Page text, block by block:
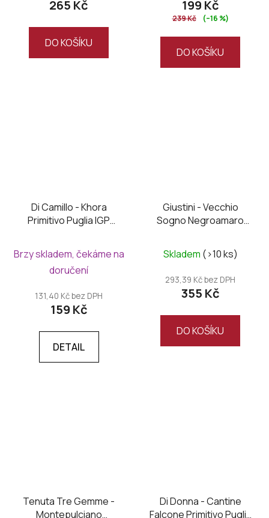
265 Kč
DO KOŠÍKU
199 Kč
239 Kč (–16 %)
DO KOŠÍKU
Di Camillo - Khora
Primitivo Puglia IGP
Brzy skladem, čekáme na
doručení
131,40 Kč bez DPH
159 Kč
DETAIL
Giustini - Vecchio
Sogno Negroamaro
Skladem (>10 ks)
293,39 Kč bez DPH
355 Kč
DO KOŠÍKU
Tenuta Tre Gemme -
Montepulciano
Di Donna - Cantine
Falcone Primitivo Puglia